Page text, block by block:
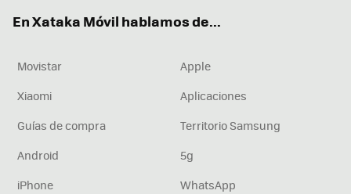
En Xataka Móvil hablamos de...
Movistar
Apple
Xiaomi
Aplicaciones
Guías de compra
Territorio Samsung
Android
5g
iPhone
WhatsApp